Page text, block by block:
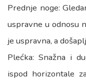
Prednje noge:
uspravne u odnosu
je uspravna, a
Plećka: Snažna i
ispod horizontale